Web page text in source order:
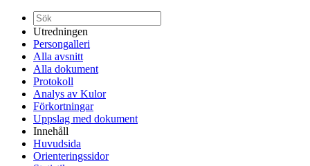
Utredningen
Persongalleri
Alla avsnitt
Alla dokument
Protokoll
Analys av Kulor
Förkortningar
Uppslag med dokument
Innehåll
Huvudsida
Orienteringssidor